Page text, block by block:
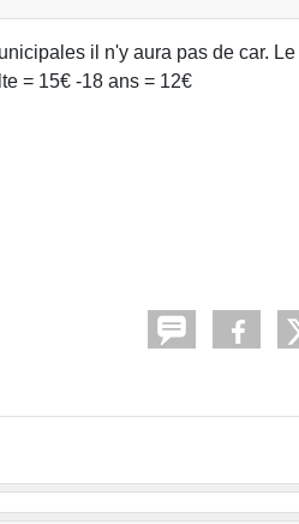
il n'y aura pas de car.
= 15€ -18 ans = 12€